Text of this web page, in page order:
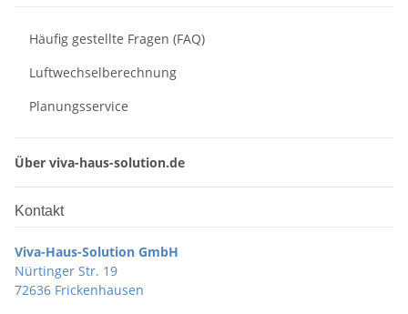
Häufig gestellte Fragen (FAQ)
Luftwechselberechnung
Planungsservice
Über viva-haus-solution.de
Kontakt
Viva-Haus-Solution GmbH
Nürtinger Str. 19
72636 Frickenhausen